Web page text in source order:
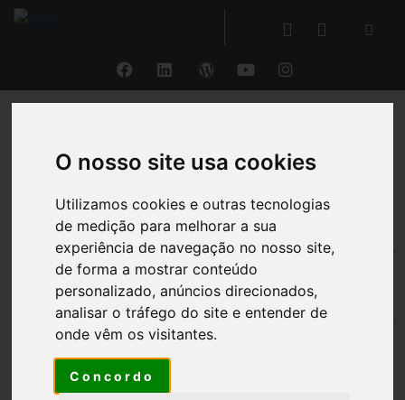
O nosso site usa cookies
Utilizamos cookies e outras tecnologias
de medição para melhorar a sua
experiência de navegação no nosso site,
de forma a mostrar conteúdo
personalizado, anúncios direcionados,
analisar o tráfego do site e entender de
onde vêm os visitantes.
Concordo
Análise Financeira
Com o DEFIR®,a partir da simples importação de
um balancetee com a indicação de um número
reduzido de informações adicionais, tenha
automático às Demonstrações Financeiras
Funcionaisda sua entidade
indicadores financeiros de base